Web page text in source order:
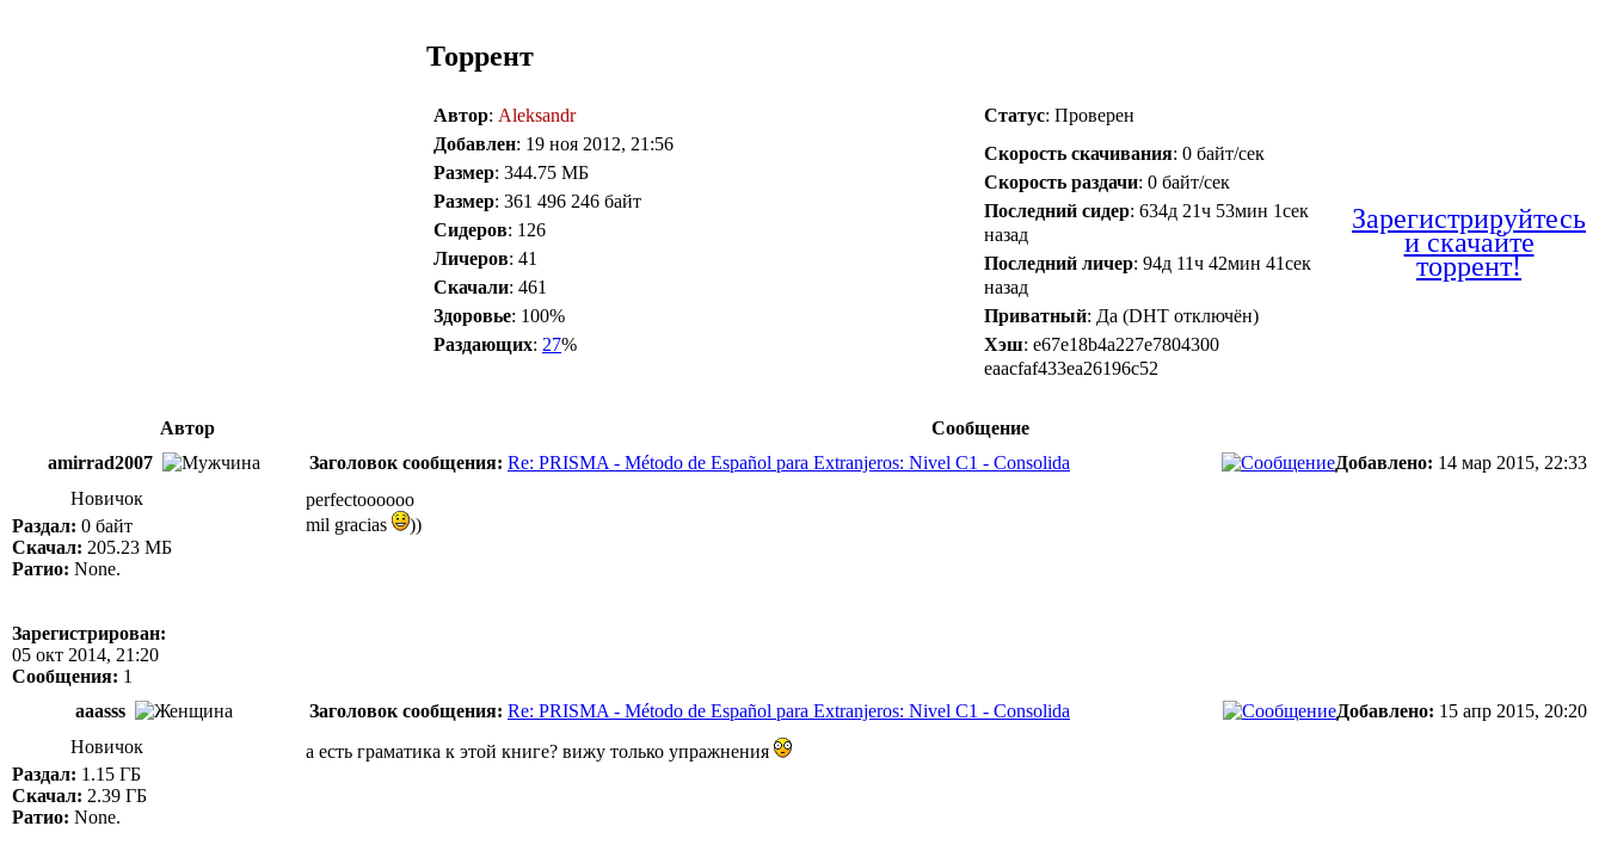
Торрент
Автор: Aleksandr
Добавлен: 19 ноя 2012, 21:56
Размер: 344.75 МБ
Размер: 361 496 246 байт
Сидеров: 126
Личеров: 41
Скачали: 461
Здоровье: 100%
Раздающих: 27%
Статус: Проверен
Скорость скачивания: 0 байт/сек
Скорость раздачи: 0 байт/сек
Последний сидер: 634д 21ч 53мин 1сек
назад
Последний личер: 94д 11ч 42мин 41сек
назад
Приватный: Да (DHT отключён)
Хэш: e67e18b4a227e7804300
eaacfaf433ea26196c52
Зарегистрируйтесь
и скачайте
торрент!
Автор
Сообщение
amirrad2007
Заголовок сообщения: Re: PRISMA - Método de Español para Extranjeros: Nivel C1 - Consolida Добавлено: 14 мар 2015, 22:33
Новичок
Раздал: 0 байт
Скачал: 205.23 МБ
Ратио: None.
Зарегистрирован:
05 окт 2014, 21:20
Сообщения: 1
perfectoooooo
mil gracias
))
aaasss Заголовок сообщения: Re: PRISMA - Método de Español para Extranjeros: Nivel C1 - Consolida Добавлено: 15 апр 2015, 20:20
Новичок
Раздал: 1.15 ГБ
Скачал: 2.39 ГБ
Ратио: None.
a есть граматика к этой книге? вижу только упражнения